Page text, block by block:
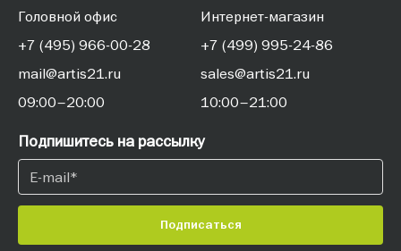
Головной офис
+7 (495) 966-00-28
mail@artis21.ru
09:00–20:00
Интернет-магазин
+7 (499) 995-24-86
sales@artis21.ru
10:00–21:00
Подпишитесь на рассылку
Подписаться